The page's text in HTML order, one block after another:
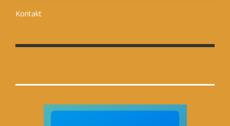
Kontakt